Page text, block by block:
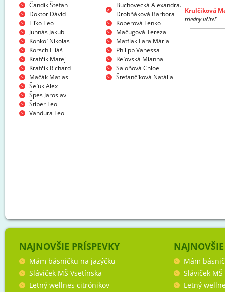
Krulčiková
Mgr.
triedny učiteľ
Čandík Štefan
Doktor Dávid
Fiľko Teo
Juhnás Jakub
Konkoľ Nikolas
Korsch Eliáš
Krafčík Matej
Krafčík Richard
Mačák Matias
Šeľuk Alex
Špes Jaroslav
Štiber Leo
Vandura Leo
Buchovecká Alexandra.
Drobňáková Barbora
Koberová Lenko
Mačugová Tereza
Matfiak Lara Mária
Philipp Vanessa
Reľovská Mianna
Saloňová Chloe
Štefančíková Natália
NAJNOVŠIE PRÍSPEVKY
Mám básničku na jazýčku
Sláviček MŠ Vsetínska
Letný wellnes citrónikov
Mám
Sláviček
Letný